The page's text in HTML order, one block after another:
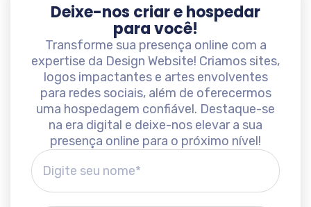
Deixe-nos criar e hospedar
para você!
Transforme sua presença online com a
expertise da Design Website! Criamos sites,
logos impactantes e artes envolventes
para redes sociais, além de oferecermos
uma hospedagem confiável. Destaque-se
na era digital e deixe-nos elevar a sua
presença online para o próximo nível!